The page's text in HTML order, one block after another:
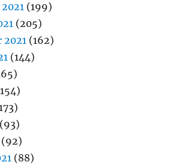
(199)
(205)
2021 (162)
(144)
(93)
(92)
(88)